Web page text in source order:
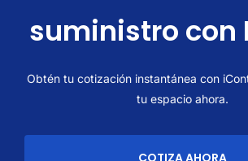
suministro con
Obtén tu cotización instantánea con
tu espacio ahora.
COTIZA AHORA